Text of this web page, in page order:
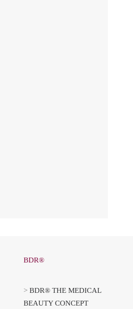
BDR®
> BDR® THE MEDICAL
BEAUTY CONCEPT